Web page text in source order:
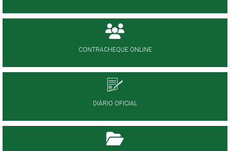
CONTRACHEQUE ONLINE
DIÁRIO OFICIAL